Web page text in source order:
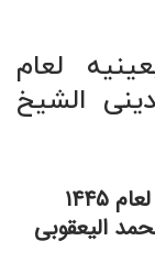
لعام
الشیخ
البیان الختامی للزیاره الأربعینیه لعام ۱۴۴۵
الیعقوبی